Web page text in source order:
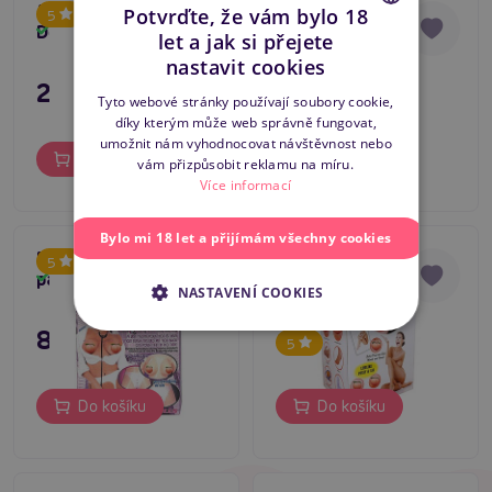
5
Miss Dusky Diva Mini
DollSkladem
279 Kč
Do košíku
5
Brandy Big Boob
nafukovací panna
Skladem
995 Kč
Do košíku
5
Naomi- nafukovací
panna
Skladem
895 Kč
Do košíku
Top produkt
Tip na dárek
5
Boss Series
vibrační nafukovací
1 795 Kč
Do košíku
ENGLISH
Potvrďte, že vám bylo 18
let a jak si přejete
nastavit cookies
Tyto webové stránky používají soubory cookie,
díky kterým může web správně fungovat,
umožnit nám vyhodnocovat návštěvnost nebo
vám přizpůsobit reklamu na míru.
Více informací
Bylo mi 18 let a přijímám všechny cookies
NASTAVENÍ COOKIES